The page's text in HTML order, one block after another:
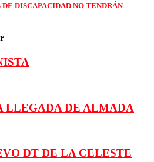
DISCAPACIDAD NO TENDRÁN
LLEGADA DE ALMADA
DT DE LA CELESTE